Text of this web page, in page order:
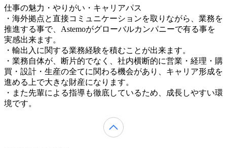
仕事の魅力・やりがい・キャリアパス
・海外拠点と直接コミュニケーションを取りながら、業務を
推進する事で、Astemoがグローバルカンパニーで有る事を
実感出来ます。
・輸出入に関する業務経験を積むことが出来ます。
・業務自体が、断片的でなく、社内横断的に営業・経理・購
買・設計・生産の全てに関わる機会があり、キャリア形成を
進める上で大きな財産になります。
・また先輩による指導も徹底しているため、成長しやすい環
境です。